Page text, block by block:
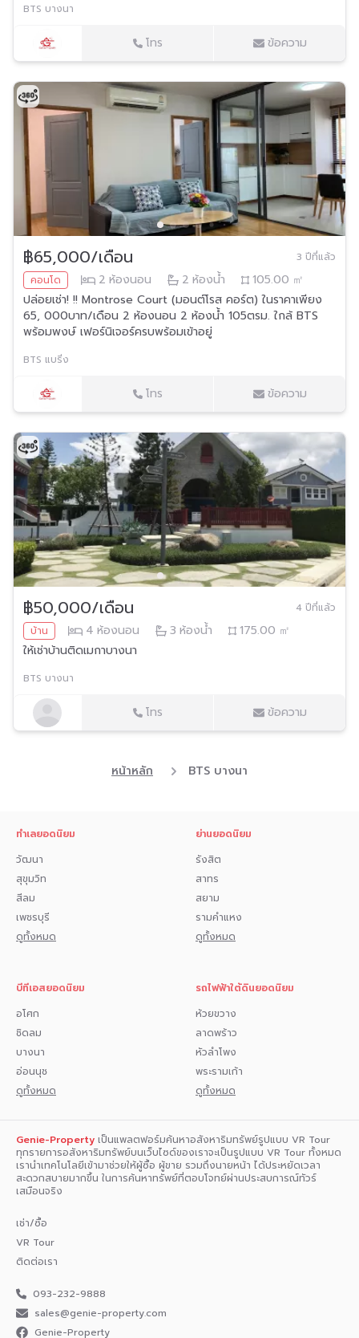
BTS บางนา
โทร ข้อความ
฿65,000/เดือน
3 ปีที่แล้ว
คอนโด
2 ห้องนอน 2 ห้องน้ำ 105.00 ㎡
ปล่อยเช่า! !! Montrose Court (มอนต์โรส คอร์ต) ในราคาเพียง
65, 000บาท/เดือน 2 ห้องนอน 2 ห้องน้ำ 105ตรม. ใกล้ BTS
พร้อมพงษ์ เฟอร์นิเจอร์ครบพร้อมเข้าอยู่
BTS แบริ่ง
โทร ข้อความ
฿50,000/เดือน
4 ปีที่แล้ว
บ้าน
4 ห้องนอน 3 ห้องน้ำ 175.00 ㎡
ให้เช่าบ้านติดเมกาบางนา
BTS บางนา
โทร ข้อความ
หน้าหลัก BTS บางนา
ทำเลยอดนิยม
วัฒนา
สุขุมวิท
สีลม
เพชรบุรี
ดูทั้งหมด
ย่านยอดนิยม
รังสิต
สาทร
สยาม
รามคำแหง
ดูทั้งหมด
บีทีเอสยอดนิยม
อโศก
ชิดลม
บางนา
อ่อนนุช
ดูทั้งหมด
รถไฟฟ้าใต้ดินยอดนิยม
ห้วยขวาง
ลาดพร้าว
หัวลำโพง
พระรามเก้า
ดูทั้งหมด
Genie-Property เป็นแพลตฟอร์มค้นหาอสังหาริมทรัพย์รูปแบบ VR Tour
ทุกรายการอสังหาริมทรัพย์บนเว็บไซด์ของเราจะเป็นรูปแบบ VR Tour ทั้งหมด
เรานำเทคโนโลยีเข้ามาช่วยให้ผู้ซื้อ ผู้ขาย รวมถึงนายหน้า ได้ประหยัดเวลา
สะดวกสบายมากขึ้น ในการค้นหาทรัพย์ที่ตอบโจทย์ผ่านประสบการณ์ทัวร์
เสมือนจริง
เช่า/ซื้อ
VR Tour
ติดต่อเรา
093-232-9888
sales@genie-property.com​
Genie-Property